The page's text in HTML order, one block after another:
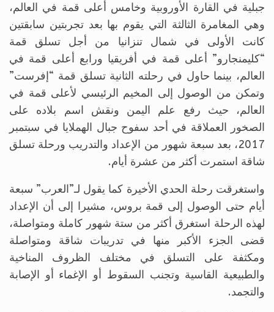
جبلية في القارة الأوروبية وخامس أعلى قمة في العالم،
وهي المغامرة الثالثة التي يقوم بها بعد تجربتين سابقتين
كانت الأولى في شمال تنزانيا من أجل تسلق قمة
“كليمنجارو” أعلى قمة في أفريقيا ورابع أعلى قمة في
العالم، بينما حاول في رحلته الثانية تسلق قمة “إفرست”
وتمكن من الوصول إلى المخيم الرئيسي لأعلى قمة في
العالم، حيث رفع علم اليمن ونقش اسم بلاده على
الصخور العملاقة في أحد سفوح جبال الهملايا في سبتمبر
2017، بعد سبعة شهور من الإعداد والتدريب ورحلة تسلق
شاقة استمرت أكثر من عشرة أيام.
واستغرقت رحلة الحدي الأخيرة كما يقول لـ”العرب” سبعة
أيام حتى الوصول إلى قمة بروس، مشيرا إلى أن الإعداد
لهذه الرحلة استغرق أكثر من ستة شهور كاملة ومتواصلة،
قضى الجزء الأكبر منها في تدريبات شاقة ومتواصلة
ومكثفة على التسلق في مختلف الظروف المناخية
والطبيعية القاسية وتجنب السقوط أو الإغماء أو الإصابة
والتجمد.